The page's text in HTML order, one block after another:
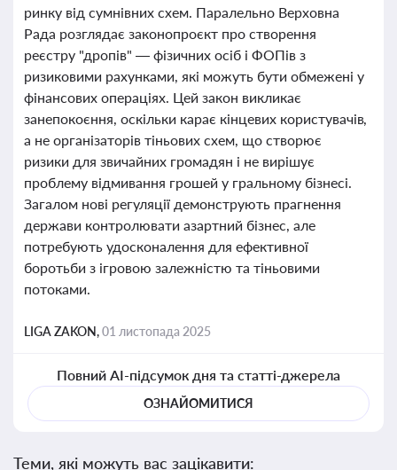
ринку від сумнівних схем. Паралельно Верховна
Рада розглядає законопроєкт про створення
реєстру "дропів" — фізичних осіб і ФОПів з
ризиковими рахунками, які можуть бути обмежені у
фінансових операціях. Цей закон викликає
занепокоєння, оскільки карає кінцевих користувачів,
а не організаторів тіньових схем, що створює
ризики для звичайних громадян і не вирішує
проблему відмивання грошей у гральному бізнесі.
Загалом нові регуляції демонструють прагнення
держави контролювати азартний бізнес, але
потребують удосконалення для ефективної
боротьби з ігровою залежністю та тіньовими
потоками.
LIGA ZAKON,01 листопада 2025
Повний AI-підсумок дня та статті-джерела
ОЗНАЙОМИТИСЯ
Теми, які можуть вас зацікавити: